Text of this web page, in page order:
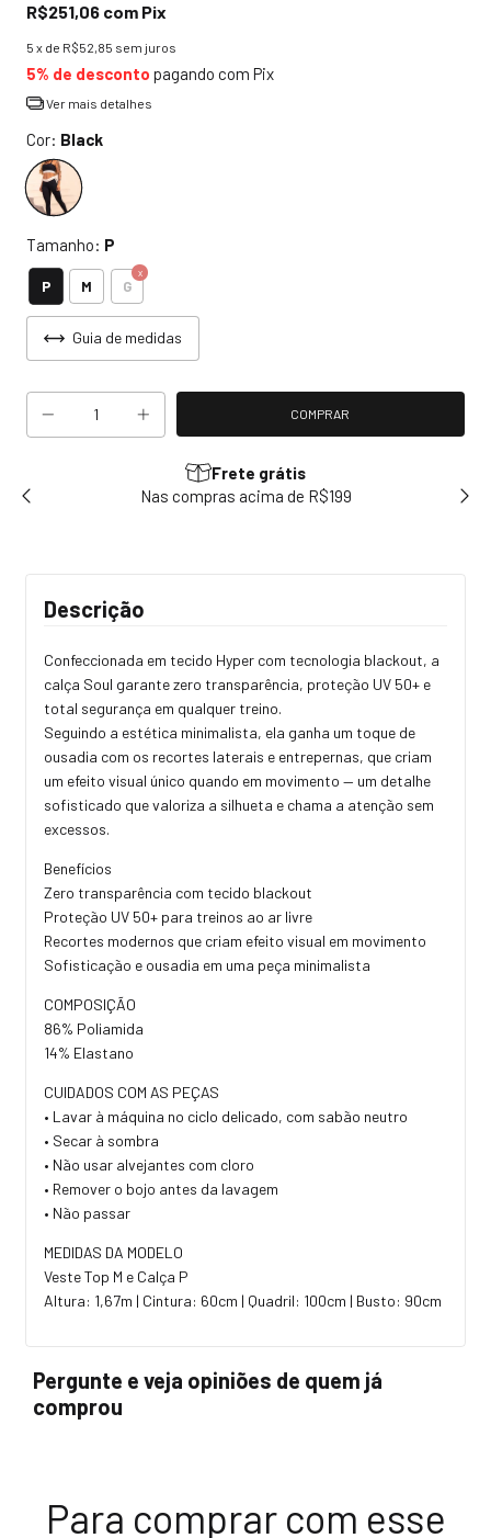
R$251,06 com Pix
5 x de R$52,85 sem juros
5% de desconto pagando com Pix
Ver mais detalhes
Cor: Black
Tamanho: P
P M G
Guia de medidas
Frete grátis
Nas compras acima de R$199
Descrição
Confeccionada em tecido Hyper com tecnologia blackout, a
calça Soul garante zero transparência, proteção UV 50+ e
total segurança em qualquer treino.
Seguindo a estética minimalista, ela ganha um toque de
ousadia com os recortes laterais e entrepernas, que criam
um efeito visual único quando em movimento — um detalhe
sofisticado que valoriza a silhueta e chama a atenção sem
excessos.
Benefícios
Zero transparência com tecido blackout
Proteção UV 50+ para treinos ao ar livre
Recortes modernos que criam efeito visual em movimento
Sofisticação e ousadia em uma peça minimalista
COMPOSIÇÃO
86% Poliamida
14% Elastano
CUIDADOS COM AS PEÇAS
• Lavar à máquina no ciclo delicado, com sabão neutro
• Secar à sombra
• Não usar alvejantes com cloro
• Remover o bojo antes da lavagem
• Não passar
MEDIDAS DA MODELO
Veste Top M e Calça P
Altura: 1,67m | Cintura: 60cm | Quadril: 100cm | Busto: 90cm
Pergunte e veja opiniões de quem já
comprou
Para comprar com esse